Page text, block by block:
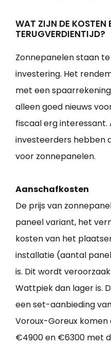
WAT ZIJN DE KOSTEN
TERUGVERDIENTIJD?
Zonnepanelen staan
investering. Het
met een
alleen goed nieuws
fiscaal erg interessant.
investeerders hebben
voor zonnepanelen.
Aanschafkosten
De prijs van
paneel variant, het
kosten van het
installatie (aantal
is. Dit wordt
Wattpiek dan lager is.
een set-aanbieding
Voroux-Goreux
€4900 en €6300 met